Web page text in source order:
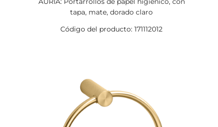
tapa, mate, dorado claro
Código del producto: 171112012